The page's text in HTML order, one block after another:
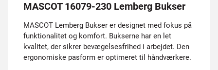
MASCOT 16079-230 Lemberg Bukser
MASCOT Lemberg Bukser er designet med fokus på
funktionalitet og komfort. Bukserne har en let
kvalitet, der sikrer bevægelsesfrihed i arbejdet. Den
ergonomiske pasform er optimeret til håndværkere.